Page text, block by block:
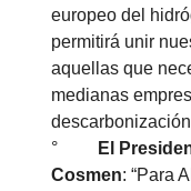
europeo del
permitirá unir
aquellas que
medianas
°
El
Cosmen: “Para